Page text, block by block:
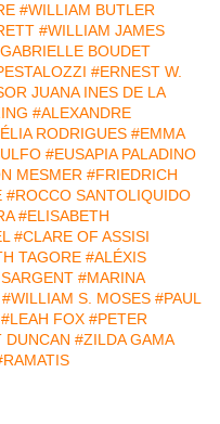
#WILLIAM BUTLER
#WILLIAM JAMES
BOUDET
#ERNEST W.
JUANA INES DE LA
#ALEXANDRE
RODRIGUES #EMMA
#EUSAPIA PALADINO
MESMER #FRIEDRICH
#ROCCO SANTOLIQUIDO
#ELISABETH
#CLARE OF ASSISI
TAGORE #ALÉXIS
#MARINA
#WILLIAM S. MOSES #PAUL
#LEAH FOX #PETER
DUNCAN #ZILDA GAMA